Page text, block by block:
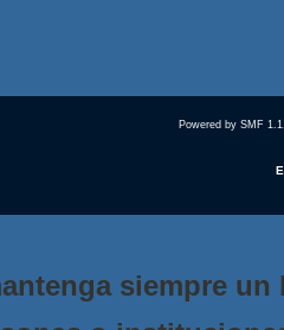
Powered by SMF
siempre